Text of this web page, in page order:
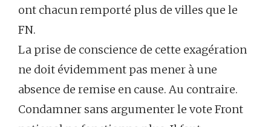
ont chacun remporté plus de villes que le
FN.
La prise de conscience de cette exagération
ne doit évidemment pas mener à une
absence de remise en cause. Au contraire.
Condamner sans argumenter le vote Front